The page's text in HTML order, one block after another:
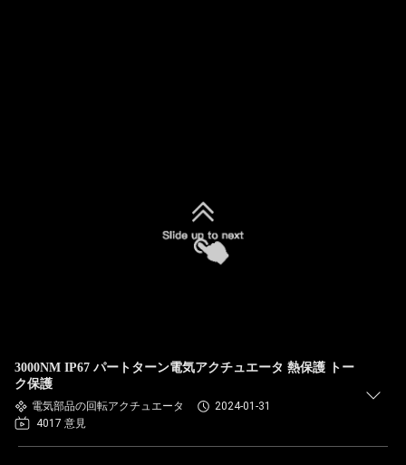
3000NM IP67 パートターン電気アクチュエータ 熱保護 トー
ク保護
電気部品の回転アクチュエータ
2024-01-31
4017 意見